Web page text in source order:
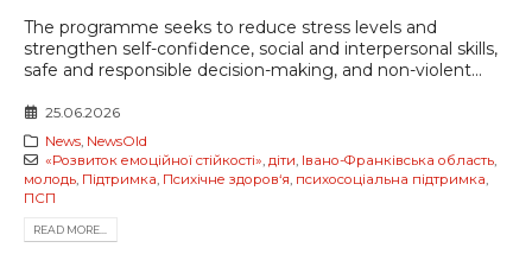
The programme seeks to reduce stress levels and
strengthen self-confidence, social and interpersonal skills,
safe and responsible decision-making, and non-violent...
25.06.2026
News, NewsOld
«Розвиток емоційної стійкості» діти Івано-Франківська область,
молодь Підтримка Психічне здоров‘я психосоціальна підтримка
ПСП
READ MORE...